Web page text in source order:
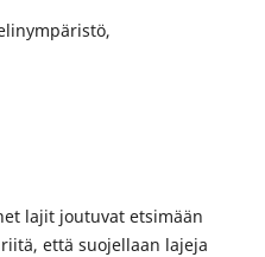
lajit joutuvat etsimään
että suojellaan lajeja